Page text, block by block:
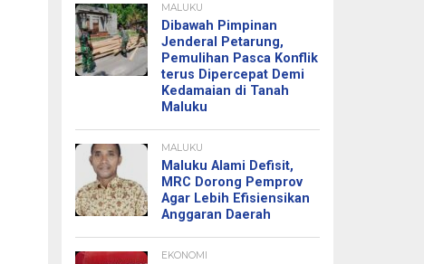
MALUKU
Dibawah Pimpinan
Jenderal Petarung,
Pemulihan Pasca Konflik
terus Dipercepat Demi
Kedamaian di Tanah
Maluku
MALUKU
Maluku Alami Defisit,
MRC Dorong Pemprov
Agar Lebih Efisiensikan
Anggaran Daerah
EKONOMI